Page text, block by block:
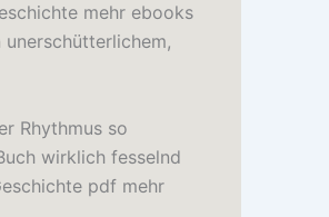
mehr ebooks
Rhythmus so
wirklich fesselnd
pdf mehr